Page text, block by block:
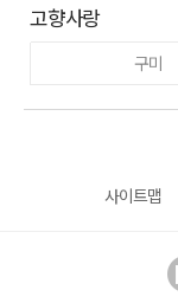
고향사랑
구미
사이트맵